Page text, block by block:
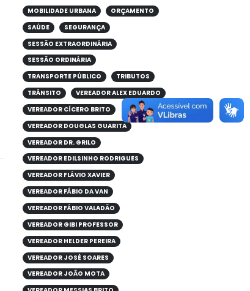
MOBILIDADE URBANA
ORÇAMENTO
SAÚDE
SEGURANÇA
SESSÃO EXTRAORDINÁRIA
SESSÃO ORDINÁRIA
TRANSPORTE PÚBLICO
TRIBUTOS
TRÂNSITO
VEREADOR ALEX EDUARDO
VEREADOR CÍCERO BRITO
VEREADOR DOUGLAS GUARITA
VEREADOR DR. GRILO
VEREADOR EDILSINHO RODRIGUES
VEREADOR FLÁVIO XAVIER
VEREADOR FÁBIO DA VAN
VEREADOR FÁBIO VALADÃO
VEREADOR GIBI PROFESSOR
VEREADOR HELDER PEREIRA
VEREADOR JOSÉ SOARES
VEREADOR JOÃO MOTA